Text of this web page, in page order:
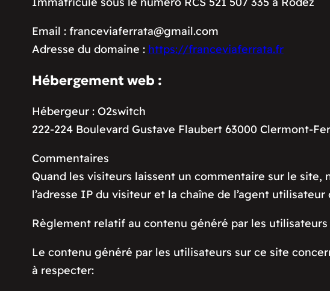
Email : franceviaferrata@gmail.com
Adresse du domaine : https://franceviaferrata.fr
Hébergement web :
Hébergeur : O2switch
222-224 Boulevard Gustave Flaubert 63000 Clermont-
Commentaires
Quand les visiteurs laissent un commentaire sur le
l’adresse IP du visiteur et la chaîne de l’agent
Règlement relatif au contenu généré par les utilisateurs
Le contenu généré par les utilisateurs sur ce site
à respecter: